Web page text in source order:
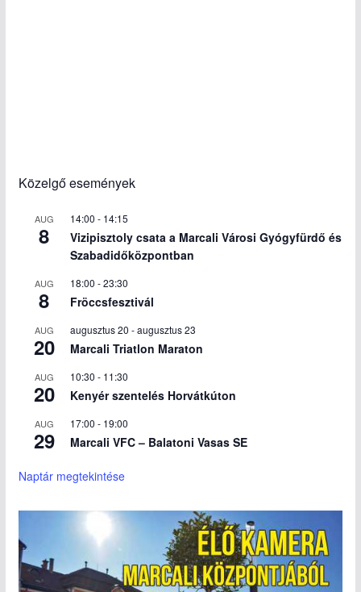
Közelgő események
AUG
8
14:00 - 14:15
Vizipisztoly csata a Marcali Városi Gyógyfürdő és
Szabadidőközpontban
AUG
8
18:00 -23:30
Fröccsfesztivál
AUG
20
augusztus 20 -augusztus 23
Marcali Triatlon Maraton
AUG
20
10:30 - 11:30
Kenyér szentelés Horvátkúton
AUG
29
17:00 - 19:00
Marcali VFC – Balatoni Vasas SE
Naptár megtekintése